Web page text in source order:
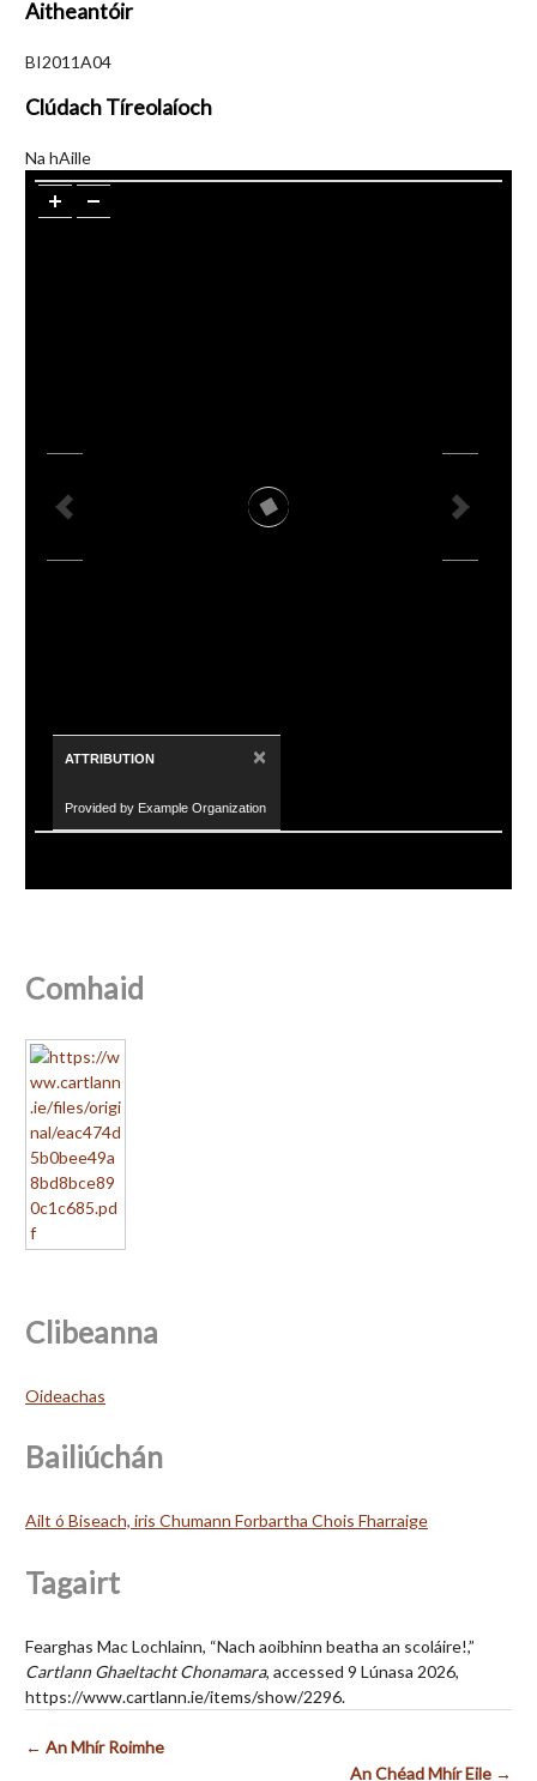
Aitheantóir
BI2011A04
Clúdach Tíreolaíoch
Na hAille
ATTRIBUTION ×
Provided by Example Organization
Comhaid
Clibeanna
Oideachas
Bailiúchán
Ailt ó Biseach, iris Chumann Forbartha Chois Fharraige
Tagairt
Fearghas Mac Lochlainn, “Nach aoibhinn beatha an scoláire!,”
Cartlann Ghaeltacht Chonamara, accessed 9 Lúnasa 2026,
https://www.cartlann.ie/items/show/2296.
← An Mhír Roimhe
An Chéad Mhír Eile →